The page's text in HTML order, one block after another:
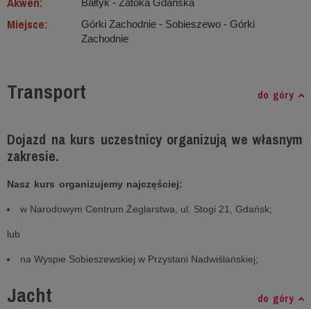
Bałtyk ‐ Zatoka Gdańska
Miejsce:
Górki Zachodnie - Sobieszewo - Górki
Zachodnie
Transport do góry
Dojazd na kurs uczestnicy organizują we własnym
zakresie.
Nasz kurs organizujemy najczęściej:
w Narodowym Centrum Żeglarstwa, ul. Stogi 21, Gdańsk;
lub
na Wyspie Sobieszewskiej w Przystani Nadwiślańskiej;
Jacht do góry